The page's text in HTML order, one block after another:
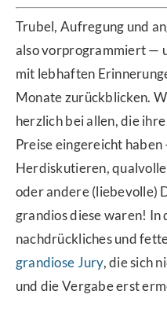
Trubel, Aufregung und
also vorprogrammiert —
mit lebhaften
Monate zurückblicken.
herzlich bei allen, die
Preise eingereicht
Herdiskutieren,
oder andere (liebevolle)
grandios diese waren! In
nachdrückliches und
grandiose Jury, die sich
und die Vergabe erst